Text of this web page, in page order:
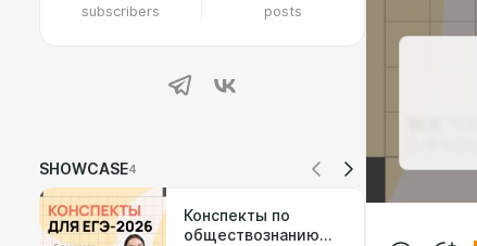
subscribers posts
SHOWCASE4
Конспекты по
обществознанию